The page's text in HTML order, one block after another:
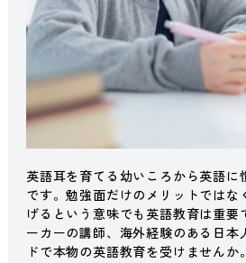
英語耳を育てる幼いころから英語に
です。勉強面だけのメリットではな
げるという意味でも英語教育は重要
ーカーの講師、海外経験のある日本
ドで本物の英語教育を受けませんか。